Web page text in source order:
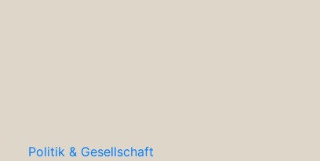
Politik & Gesellschaft